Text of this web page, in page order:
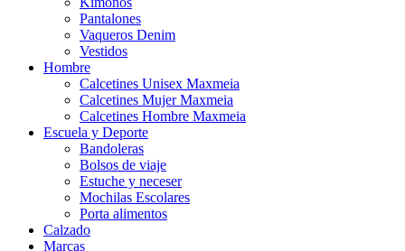
Pantalones
Vaqueros Denim
Vestidos
Hombre
Calcetines Unisex Maxmeia
Calcetines Mujer Maxmeia
Calcetines Hombre Maxmeia
Escuela y Deporte
Bandoleras
Bolsos de viaje
Estuche y neceser
Mochilas Escolares
Porta alimentos
Calzado
Marcas